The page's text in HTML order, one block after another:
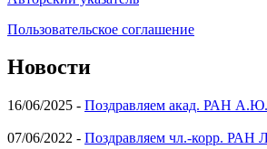
Пользовательское соглашение
Новости
16/06/2025 - Поздравляем акад. РАН
07/06/2022 - Поздравляем чл.-корр. РАН